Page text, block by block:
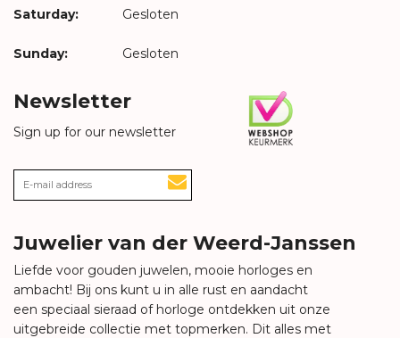
Saturday: Gesloten
Sunday: Gesloten
Newsletter
Sign up for our newsletter
Juwelier van der Weerd-Janssen
Liefde voor gouden juwelen, mooie horloges en
ambacht! Bij ons kunt u in alle rust en aandacht
een speciaal sieraad of horloge ontdekken uit onze
uitgebreide collectie met topmerken. Dit alles met